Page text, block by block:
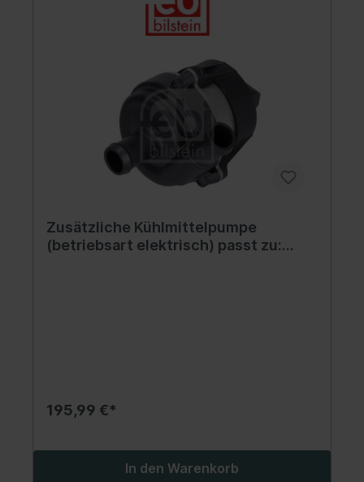
Zusätzliche Kühlmittelpumpe
(betriebsart elektrisch) passt zu:
195,99 €*
In den Warenkorb